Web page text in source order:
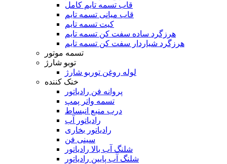
قاب تسمه تایم کامل
قاب میانی تسمه تایم
کیت تسمه تایم
هرزگرد ساده سفت کن تسمه تایم
هرزگرد شیاردار سفت کن تسمه تایم
تسمه موتور
توبو شارژ
لوله روغن توربو شارژ
خنک کننده
پروانه فن رادیاتور
تسمه واتر پمپ
درب منبع انبساط
رادیاتور آب
رادیاتور بخاری
سینی فن
شلنگ آب بالا رادیاتور
شلنگ آب پایین رادیاتور